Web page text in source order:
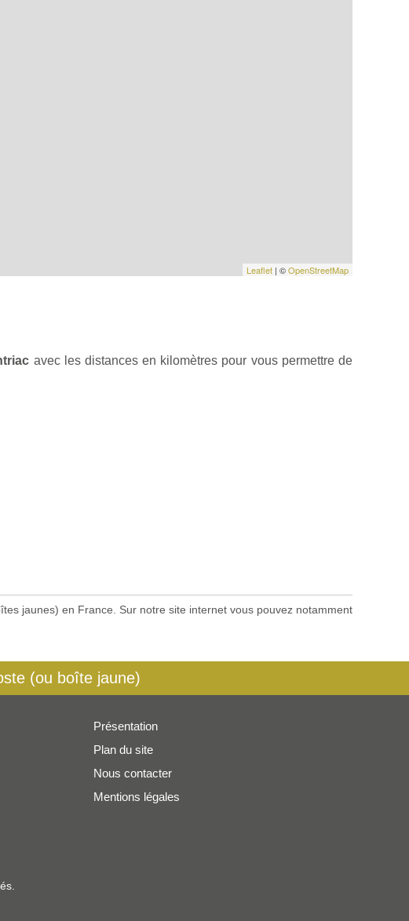
Leaflet | ©OpenStreetMap
avec les distances en kilomètres pour vous permettre de
jaunes) en France. Sur notre site internet vous pouvez notamment
(ou boîte jaune)
Présentation
Plan du site
Nous contacter
Mentions légales